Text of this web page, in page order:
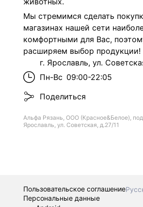
Мы стремимся сделать
магазинах нашей сети
комфортными для Вас,
расширяем выбор продукции!
г. Ярославль, ул.
Пн-Вс 09:00-22:05
Поделиться
Альфа Рязань, ООО (Красное&Белое),
Ярославль, ул. Советская, д.27/11
Пользовательское соглашение
Персональные данные